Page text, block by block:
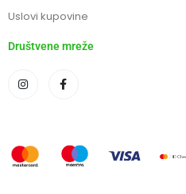
Uslovi kupovine
Društvene mreže